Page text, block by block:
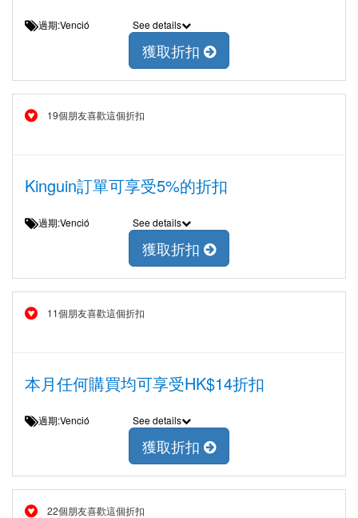
過期:Venció See details
獲取折扣
19個朋友喜歡這個折扣
Kinguin訂單可享受5%的折扣
過期:Venció See details
獲取折扣
11個朋友喜歡這個折扣
本月任何購買均可享受HK$14折扣
過期:Venció See details
獲取折扣
22個朋友喜歡這個折扣